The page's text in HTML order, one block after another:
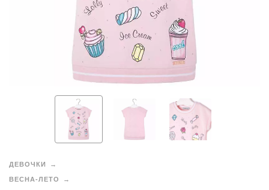
ДЕВОЧКИ
ВЕСНА-ЛЕТО